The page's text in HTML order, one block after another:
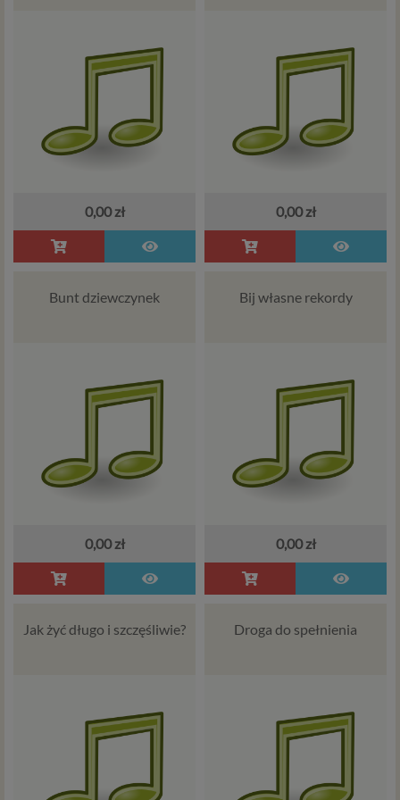
0,00 zł 0,00 zł
Bunt dziewczynek
0,00 zł
Bij własne rekordy
0,00 zł
Jak żyć długo i szczęśliwie? Droga do spełnienia
Twoje dane w serwisie konsultacyjnym czy w innej
usłudze oferowanej przez Psychoradę. Dane osobowe
lub naszych Zaufanych Partnerów na naszych stronach i
urządzeniach, których używasz podczas korzystania z
Podstawa i cel przetwarzania
Przetwarzanie danych osobowych wymaga podstawy
prawnej. RODO przewiduje kilka rodzajów takich
przypadkach korzystania z naszych usług wystąpią, co do
w naszym przypadku, regulamin serwisu i
informacje na stronach ofertowych danej usługi.
zakresie niezbędnym do realizacji tej umowy. W
przypadku, gdy zakładasz u nas konto, to umowa o
zapewnienia (np. danych podanych przez Ciebie w
profilu tego konta). Bez tej możliwości nie bylibyśmy
w stanie zapewnić Ci usługi, a Ty nie mógłbyś z niej
Niezbędność przetwarzania do celów wynikających
z prawnie uzasadnionych interesów realizowanych
uzasadnione z uwagi na nasze usprawiedliwione
potrzeby, co obejmuje między innymi konieczność